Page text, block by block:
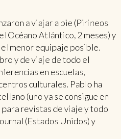
a viajar a pie (Pirineos
Océano Atlántico, 2 meses) y
menor equipaje posible.
y de viaje de todo el
en escuelas,
culturales. Pablo ha
(uno ya se consigue en
para revistas de viaje y todo
(Estados Unidos) y